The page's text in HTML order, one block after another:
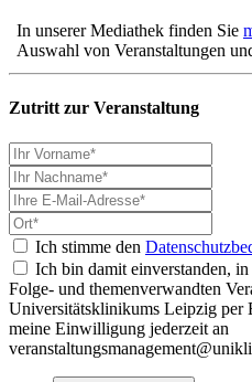
In unserer Mediathek finden Sie
Auswahl von Veranstaltungen
Zutritt zur Veranstaltung
Ich stimme den
Ich bin damit einverstanden,
Folge- und themenverwandten
Universitätsklinikums Leipzig per
meine Einwilligung jederzeit an